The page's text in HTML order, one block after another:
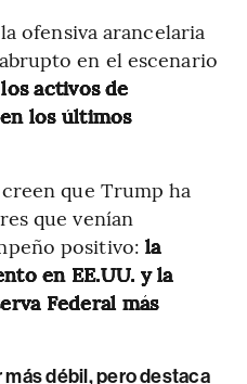
ofensiva arancelaria
en el escenario
activos de
los últimos
que Trump ha
que venían
positivo:la
en EE.UU. y la
Federal más
más débil, pero destaca